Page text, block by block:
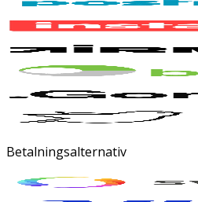
Betalningsalternativ